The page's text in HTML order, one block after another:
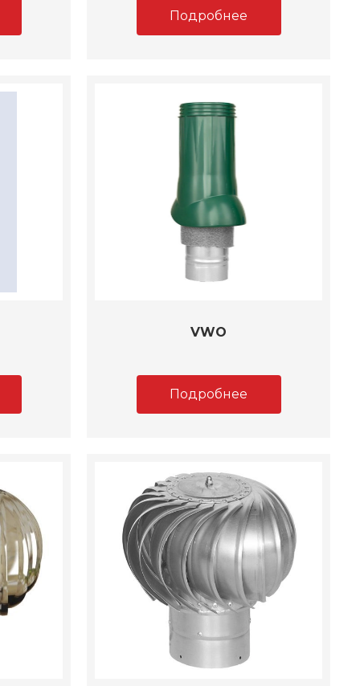
Подробнее
VWO
Подробнее